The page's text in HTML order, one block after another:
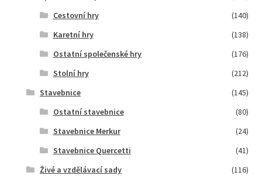
Cestovní hry
(140)
Karetní hry
(138)
Ostatní společenské hry
(176)
Stolní hry
(212)
Stavebnice
(145)
Ostatní stavebnice
(80)
Stavebnice Merkur
(24)
Stavebnice Quercetti
(41)
Živé a vzdělávací sady
(116)